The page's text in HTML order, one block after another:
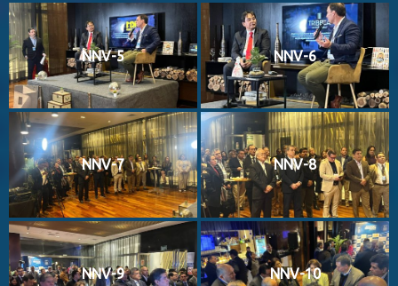
NNV-5 NNV-6
NNV-7 NNV-8
NNV-9 NNV-10